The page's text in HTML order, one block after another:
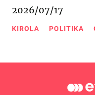
2026/07/17
KIROLA POLITIKA